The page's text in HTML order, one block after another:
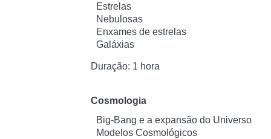
Estrelas
Nebulosas
Enxames de estrelas
Galáxias
Duração: 1 hora
Cosmologia
Big-Bang e a expansão do Universo
Modelos Cosmológicos